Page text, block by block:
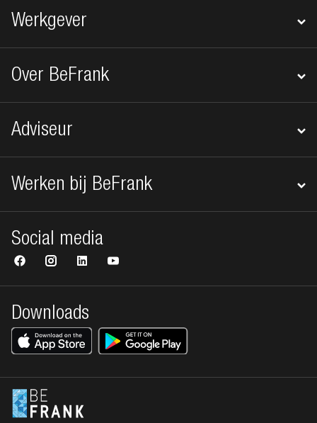
Werkgever
Over BeFrank
Adviseur
Werken bij BeFrank
Downloads
Social media